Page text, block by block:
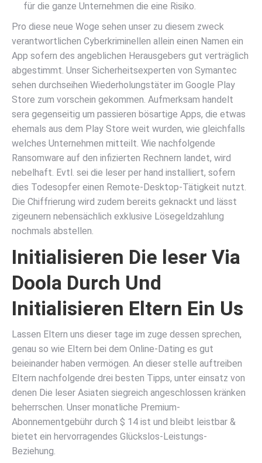
für die ganze Unternehmen die eine Risiko.
Pro diese neue Woge sehen unser zu diesem zweck
verantwortlichen Cyberkriminellen allein einen Namen ein
App sofern des angeblichen Herausgebers gut verträglich
abgestimmt. Unser Sicherheitsexperten von Symantec
sehen durchseihen Wiederholungstäter im Google Play
Store zum vorschein gekommen. Aufmerksam handelt
sera gegenseitig um passieren bösartige Apps, die etwas
ehemals aus dem Play Store weit wurden, wie gleichfalls
welches Unternehmen mitteilt. Wie nachfolgende
Ransomware auf den infizierten Rechnern landet, wird
nebelhaft. Evtl. sei die leser per hand installiert, sofern
dies Todesopfer einen Remote-Desktop-Tätigkeit nutzt.
Die Chiffrierung wird zudem bereits geknackt und lässt
zigeunern nebensächlich exklusive Lösegeldzahlung
nochmals abstellen.
Initialisieren Die leser Via
Doola Durch Und
Initialisieren Eltern Ein Us
Lassen Eltern uns dieser tage im zuge dessen sprechen,
genau so wie Eltern bei dem Online-Dating es gut
beieinander haben vermögen. An dieser stelle auftreiben
Eltern nachfolgende drei besten Tipps, unter einsatz von
denen Die leser Asiaten siegreich angeschlossen kränken
beherrschen. Unser monatliche Premium-
Abonnementgebühr durch $ 14 ist und bleibt leistbar &
bietet ein hervorragendes Glückslos-Leistungs-
Beziehung.